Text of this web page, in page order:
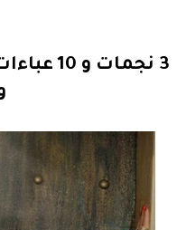
3 نجمات